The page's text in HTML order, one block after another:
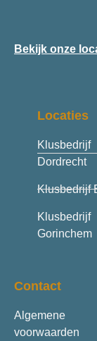
Bekijk onze
Locaties
Klusbedrijf
Dordrecht
Klusbedrijf
Klusbedrijf
Gorinchem
Contact
Algemene
voorwaarden